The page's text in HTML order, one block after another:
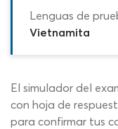
Lenguas de
Vietnamita
El simulador del
con hoja de
para confirmar tus